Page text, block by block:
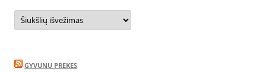
Kategorijos
GYVUNU PREKES